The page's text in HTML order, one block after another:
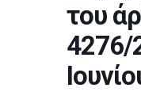
του
4276/